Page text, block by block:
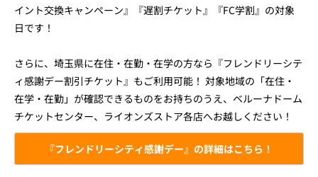
イント交換キャンペーン』『遅割チケット』『FC学割』の対象
日です！
さらに、埼玉県に在住・在勤・在学の方なら『フレンドリーシテ
ィ感謝デー割引チケット』もご利用可能！ 対象地域の「在住・
在学・在勤」が確認できるものをお持ちのうえ、ベルーナドーム
チケットセンター、ライオンズストア各店へお越しください！
『フレンドリーシティ感謝デー』の詳細はこちら！